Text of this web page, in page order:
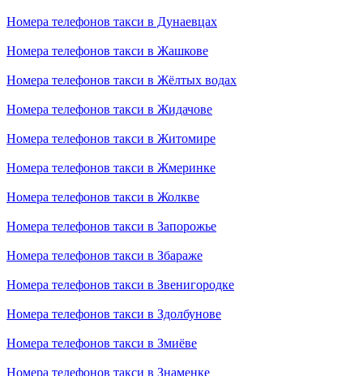
Номера телефонов такси в Дунаевцах
Номера телефонов такси в Жашкове
Номера телефонов такси в Жёлтых водах
Номера телефонов такси в Жидачове
Номера телефонов такси в Житомире
Номера телефонов такси в Жмеринке
Номера телефонов такси в Жолкве
Номера телефонов такси в Запорожье
Номера телефонов такси в Збараже
Номера телефонов такси в Звенигородке
Номера телефонов такси в Здолбунове
Номера телефонов такси в Змиёве
Номера телефонов такси в Знаменке